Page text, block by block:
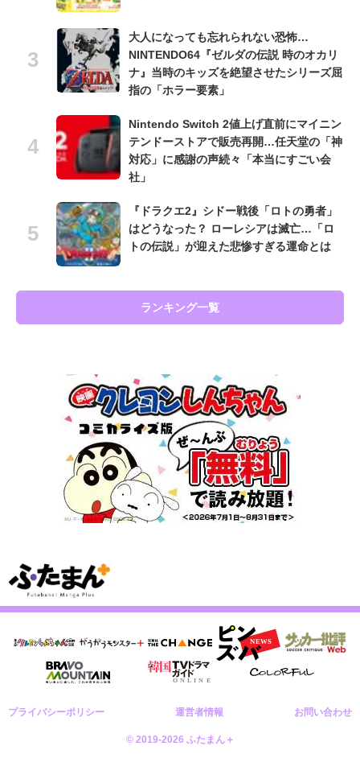
大人になっても忘れられない恐怖…
NINTENDO64『ゼルダの伝説 時のオカリ
ナ』当時のキッズを絶望させたシリーズ屈
指の「ホラー要素」
Nintendo Switch 2値上げ直前にマイニン
テンドーストアで販売再開…任天堂の「神
対応」に感謝の声続々「本当にすごい会
社」
『ドラクエ2』シドー戦後「ロトの勇者」
はどうなった？ ローレシアは滅亡…「ロ
トの伝説」が迎えた悲惨すぎる運命とは
ランキング一覧
プライバシーポリシー 運営者情報 お問い合わせ
© 2019-2026 ふたまん＋